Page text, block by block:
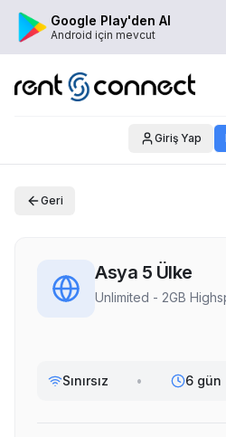
Google Play'den Al
Android için mevcut
Giriş Yap
Geri
Asya 5 Ülke
Unlimited - 2GB
Sınırsız • 6 gün